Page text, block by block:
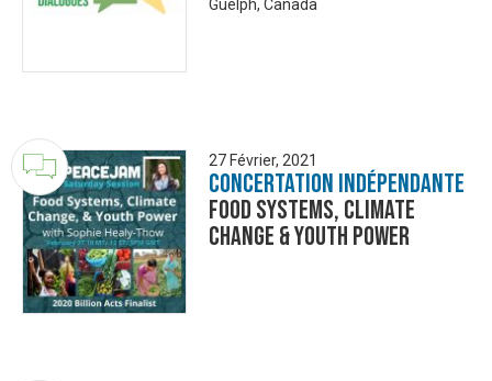
Guelph, Canada
27 Février, 2021
Concertation Indépendante
Food Systems, Climate
Change & Youth Power